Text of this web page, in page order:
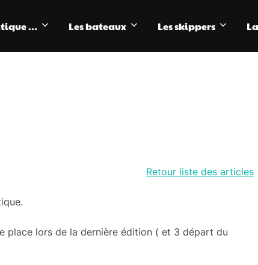
… Les bateaux Les skippers
Retour liste des articles
place lors de la dernière édition ( et 3 départ du